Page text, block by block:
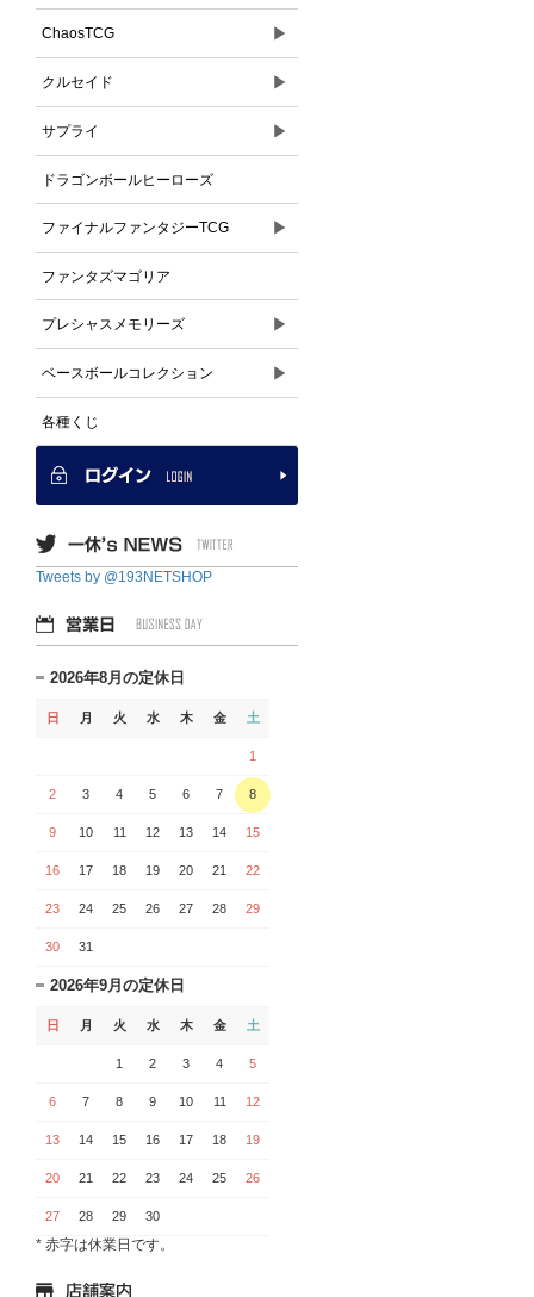
ChaosTCG ▶
クルセイド ▶
サプライ ▶
ドラゴンボールヒーローズ
ファイナルファンタジーTCG ▶
ファンタズマゴリア
プレシャスメモリーズ ▶
ベースボールコレクション ▶
各種くじ
Tweets by @193NETSHOP
2026年8月の定休日
日 月 火 水 木 金 土
1
2 3 4 5 6 7 8
9 10 11 12 13 14 15
16 17 18 19 20 21 22
23 24 25 26 27 28 29
30 31
2026年9月の定休日
日 月 火 水 木 金 土
1 2 3 4 5
6 7 8 9 10 11 12
13 14 15 16 17 18 19
20 21 22 23 24 25 26
27 28 29 30
* 赤字は休業日です。